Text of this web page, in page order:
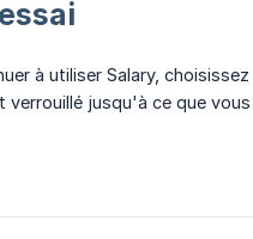
à utiliser Salary,
jusqu'à ce que